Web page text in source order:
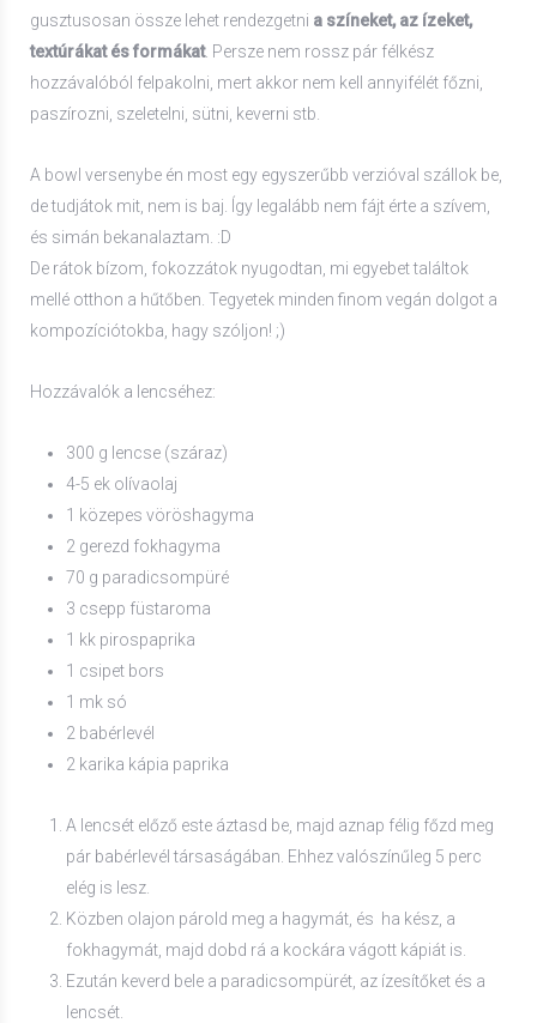
gusztusosan össze lehet rendezgetni a színeket, az ízeket,
textúrákat és formákat. Persze nem rossz pár félkész
hozzávalóból felpakolni, mert akkor nem kell annyifélét főzni,
paszírozni, szeletelni, sütni, keverni stb.
A bowl versenybe én most egy egyszerűbb verzióval szállok be,
de tudjátok mit, nem is baj. Így legalább nem fájt érte a szívem,
és simán bekanalaztam. :D
De rátok bízom, fokozzátok nyugodtan, mi egyebet találtok
mellé otthon a hűtőben. Tegyetek minden finom vegán dolgot a
kompozíciótokba, hagy szóljon! ;)
Hozzávalók a lencséhez:
300 g lencse (száraz)
4-5 ek olívaolaj
1 közepes vöröshagyma
2 gerezd fokhagyma
70 g paradicsompüré
3 csepp füstaroma
1 kk pirospaprika
1 csipet bors
1 mk só
2 babérlevél
2 karika kápia paprika
A lencsét előző este áztasd be, majd aznap félig főzd meg
pár babérlevél társaságában. Ehhez valószínűleg 5 perc
elég is lesz.
Közben olajon párold meg a hagymát, és ha kész, a
fokhagymát, majd dobd rá a kockára vágott kápiát is.
Ezután keverd bele a paradicsompürét, az ízesítőket és a
lencsét.